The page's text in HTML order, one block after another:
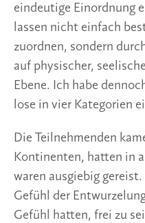
eindeutige Einordnung
lassen nicht einfach
zuordnen, sondern
auf physischer,
Ebene. Ich habe
lose in vier Kategorien
Die Teilnehmenden
Kontinenten, hatten in
waren ausgiebig
Gefühl der
Gefühl hatten, frei zu